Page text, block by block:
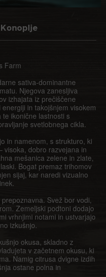
Farm
sativa-dominantne
Njegova zanesljiva
izhajata iz prečiščene
in takojšnjem visokem
te ikonične lastnosti s
svetlobnega cikla.
in namenom, s strukturo, ki
dobro razvejana in
mešanica zelene in zlate,
Bogat premaz trihomov
sijaj, kar naredi vizualno
Svež bor vodi,
Zemeljski podtoni dodajo
vrhnjimi notami in ustvarjajo
izkušnjo.
okusa, skladno z
v začetnem okusu, ki
Namig citrusa dvigne izdih
ostane polna in